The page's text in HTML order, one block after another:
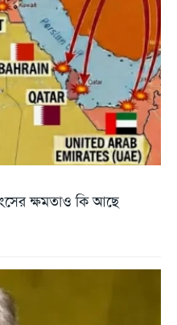
ক্ষমতাও কি আছে